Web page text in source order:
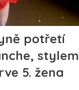
potřetí
stylem
5. žena